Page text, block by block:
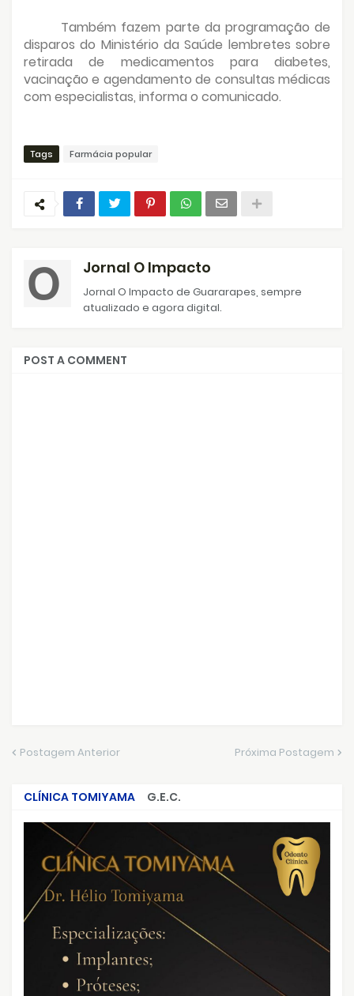
Também fazem parte da programação de
disparos do Ministério da Saúde lembretes sobre
retirada de medicamentos para diabetes,
vacinação e agendamento de consultas médicas
com especialistas, informa o comunicado.
Tags Farmácia popular
Jornal O Impacto
Jornal O Impacto de Guararapes, sempre
atualizado e agora digital.
POST A COMMENT
Postagem Anterior Próxima Postagem
CLÍNICA TOMIYAMA
G.E.C.
CRIMES QUE ABALARAM O BRASIL